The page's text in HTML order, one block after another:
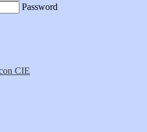
Password
CIE